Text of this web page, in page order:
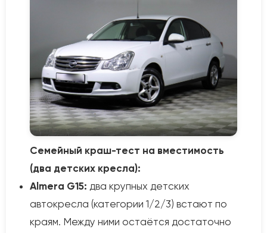
Семейный краш-тест на вместимость
(два детских кресла):
Almera G15: два крупных детских
автокресла (категории 1/2/3) встают по
краям. Между ними остаётся достаточно